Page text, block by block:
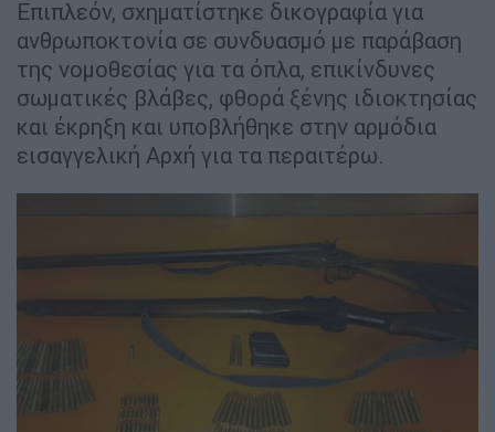
Επιπλεόν, σχηματίστηκε δικογραφία για
ανθρωποκτονία σε συνδυασμό με παράβαση
της νομοθεσίας για τα όπλα, επικίνδυνες
σωματικές βλάβες, φθορά ξένης ιδιοκτησίας
και έκρηξη και υποβλήθηκε στην αρμόδια
εισαγγελική Αρχή για τα περαιτέρω.